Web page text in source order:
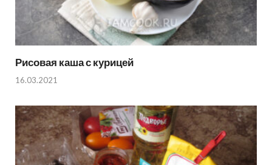
Рисовая каша с курицей
16.03.2021